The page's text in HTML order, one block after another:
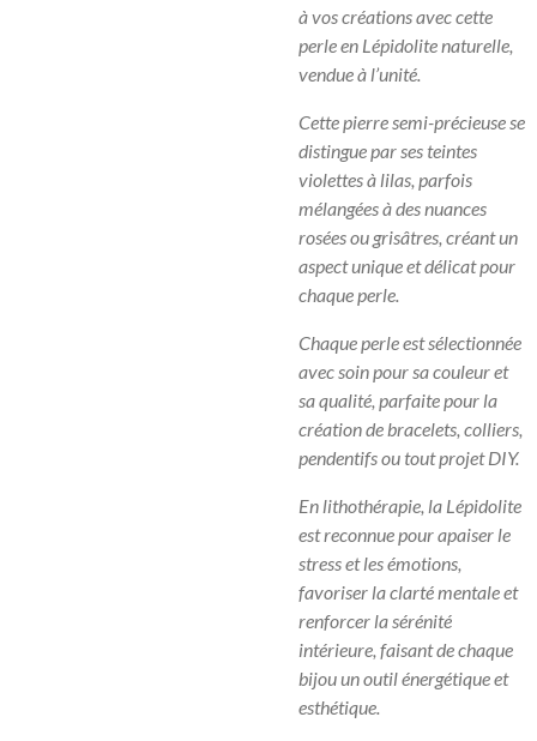
à vos créations avec cette
perle en Lépidolite naturelle,
vendue à l’unité.
Cette pierre semi-précieuse se
distingue par ses teintes
violettes à lilas, parfois
mélangées à des nuances
rosées ou grisâtres, créant un
aspect unique et délicat pour
chaque perle.
Chaque perle est sélectionnée
avec soin pour sa couleur et
sa qualité, parfaite pour la
création de bracelets, colliers,
pendentifs ou tout projet DIY.
En lithothérapie, la Lépidolite
est reconnue pour apaiser le
stress et les émotions,
favoriser la clarté mentale et
renforcer la sérénité
intérieure, faisant de chaque
bijou un outil énergétique et
esthétique.